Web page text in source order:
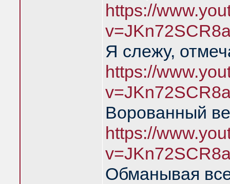
https://
Я слежу,
https://
Ворованный
https://
Обманывая